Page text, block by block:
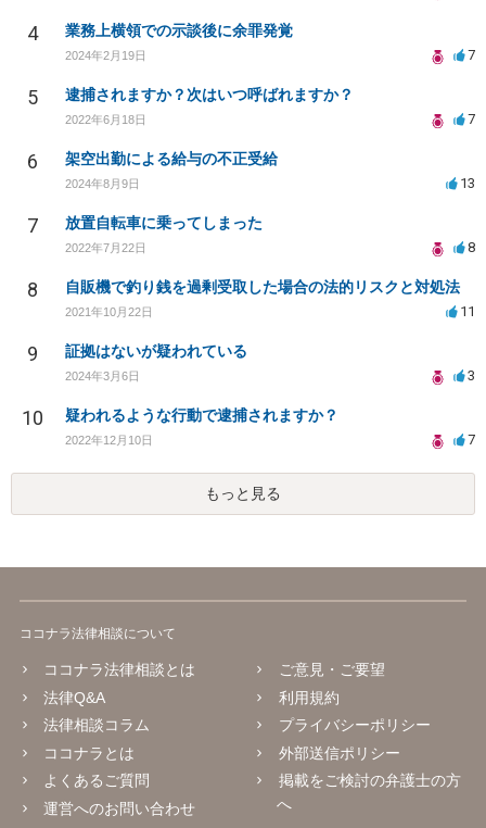
4 業務上横領での示談後に余罪発覚
2024年2月19日 7
5 逮捕されますか？次はいつ呼ばれますか？
2022年6月18日 7
6 架空出勤による給与の不正受給
2024年8月9日 13
7 放置自転車に乗ってしまった
2022年7月22日 8
8 自販機で釣り銭を過剰受取した場合の法的リスクと対処法
2021年10月22日 11
9 証拠はないが疑われている
2024年3月6日 3
10 疑われるような行動で逮捕されますか？
2022年12月10日 7
もっと見る
ココナラ法律相談について
ココナラ法律相談とは
法律Q&A
法律相談コラム
ココナラとは
よくあるご質問
運営へのお問い合わせ
ご意見・ご要望
利用規約
プライバシーポリシー
外部送信ポリシー
掲載をご検討の弁護士の方
へ